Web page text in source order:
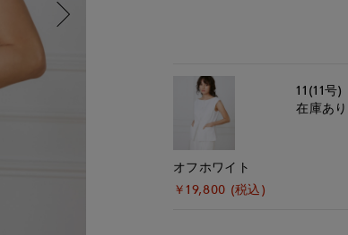
オフホワイト
￥19,800 (税込)
11(11号)
在庫あり